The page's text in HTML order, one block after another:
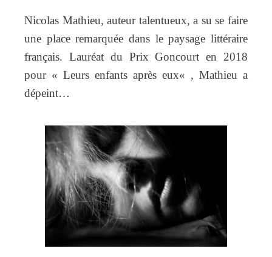
Nicolas Mathieu, auteur talentueux, a su se faire
une place remarquée dans le paysage littéraire
français. Lauréat du Prix Goncourt en 2018
pour « Leurs enfants après eux« , Mathieu a
dépeint…